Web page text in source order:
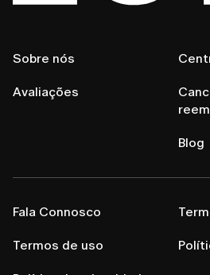
Sobre nós
Avaliações
Blog
Fala Connosco
Termos de uso